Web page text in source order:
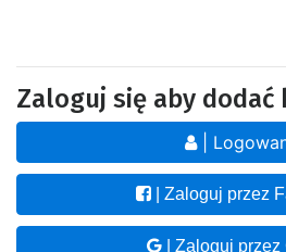
Zaloguj się aby dodać
|
| Zaloguj przez
| Zaloguj przez